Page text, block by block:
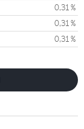
0,31 %
0,31 %
0,31 %